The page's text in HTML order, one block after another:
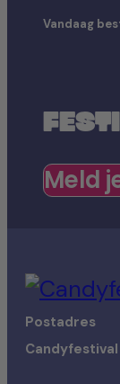
Vandaag
Meld
Postadres
Candyfestival